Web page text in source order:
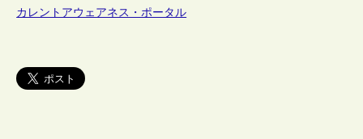
カレントアウェアネス・ポータル